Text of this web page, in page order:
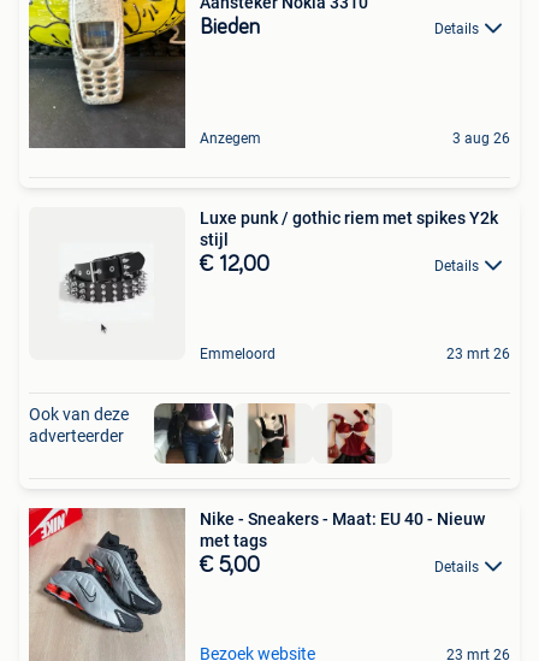
Bieden Details
Anzegem 3 aug 26
Luxe punk / gothic riem met spikes Y2k
stijl
€ 12,00 Details
Emmeloord 23 mrt 26
Ook van deze
adverteerder
Nike - Sneakers - Maat: EU 40 - Nieuw
met tags
€ 5,00 Details
Bezoek website 23 mrt 26